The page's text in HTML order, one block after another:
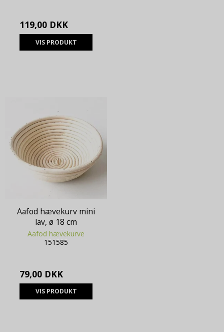
119,00 DKK
VIS PRODUKT
Aafod hævekurv mini
lav, ø 18 cm
Aafod hævekurve
151585
79,00 DKK
VIS PRODUKT